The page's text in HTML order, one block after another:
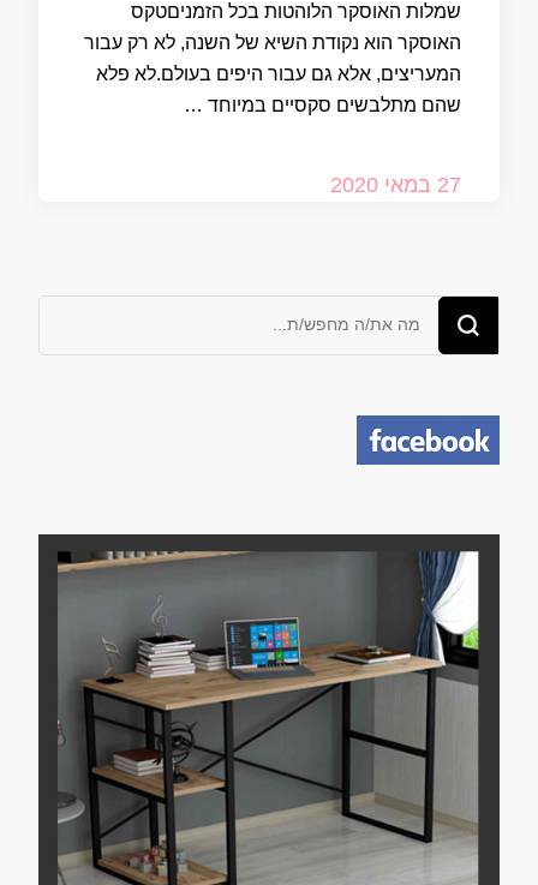
שמלות האוסקר הלוהטות בכל הזמניםטקס
האוסקר הוא נקודת השיא של השנה, לא רק עבור
המעריצים, אלא גם עבור היפים בעולם.לא פלא
שהם מתלבשים סקסיים במיוחד …
27 במאי 2020
מחפש/ת
משהו?